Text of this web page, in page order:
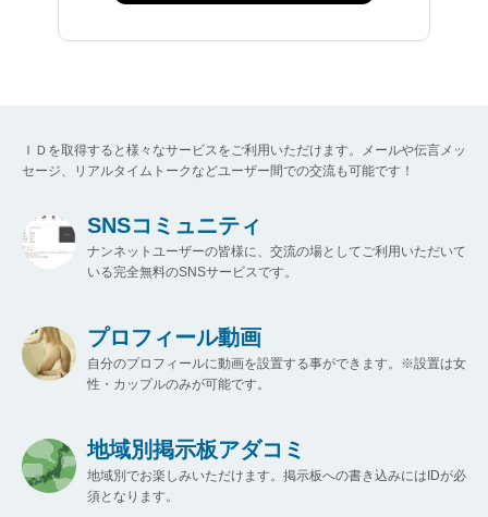
ＩＤを取得すると様々なサービスをご利用いただけます。メールや伝言メッ
セージ、リアルタイムトークなどユーザー間での交流も可能です！
SNSコミュニティ
ナンネットユーザーの皆様に、交流の場としてご利用いただいて
いる完全無料のSNSサービスです。
プロフィール動画
自分のプロフィールに動画を設置する事ができます。※設置は女
性・カップルのみが可能です。
地域別掲示板アダコミ
地域別でお楽しみいただけます。掲示板への書き込みにはIDが必
須となります。